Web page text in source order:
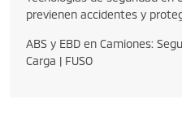
previenen accidentes y
ABS y EBD en Camiones:
Carga | FUSO